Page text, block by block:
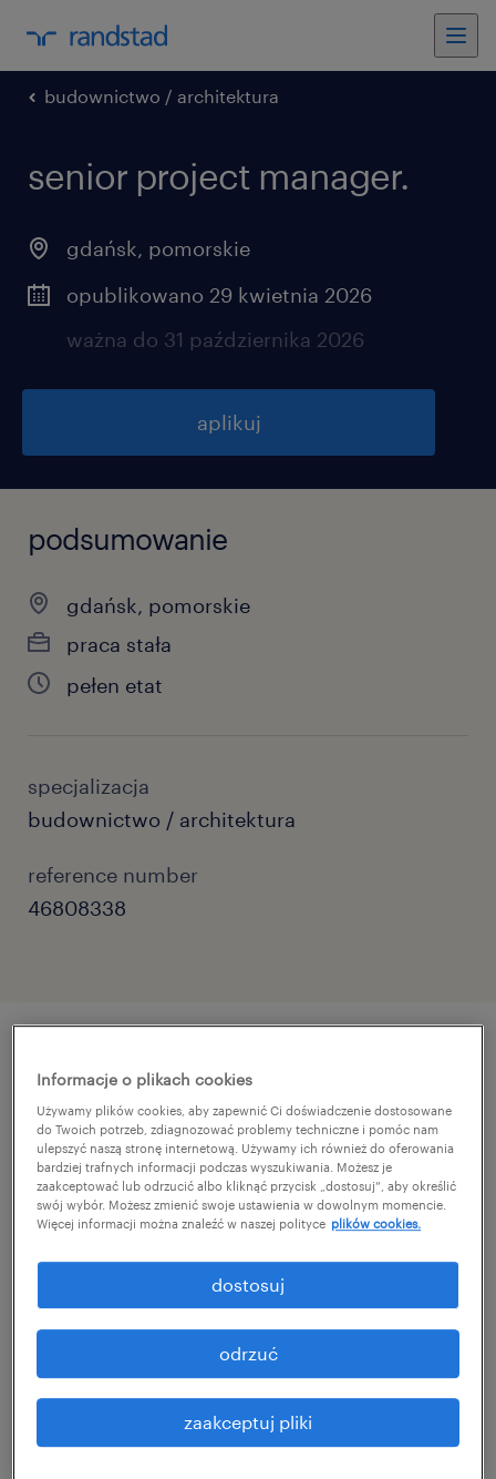
budownictwo / architektura
senior project manager.
gdańsk, pomorskie
opublikowano 29 kwietnia 2026
ważna do 31 października 2026
aplikuj
podsumowanie
gdańsk, pomorskie
praca stała
pełen etat
specjalizacja
budownictwo / architektura
reference number
46808338
szczegóły oferty
Buduj z nami przyszłość offshore wind i
projektów morskich!
Szukasz wyzwań przy największych
Dołącz do zespołu liderów, którzy od dekad
kształtują polskie wybrzeże i sektor offshore.
Jako senior project manager przejmiesz stery
nad kompleksowymi procesami
inżynieryjnymi, łącząc techniczną precyzję z
Informacje o plikach cookies
Używamy plików cookies, aby zapewnić Ci doświadczenie dostosowane
do Twoich potrzeb, zdiagnozować problemy techniczne i pomóc nam
ulepszyć naszą stronę internetową. Używamy ich również do oferowania
bardziej trafnych informacji podczas wyszukiwania. Możesz je
zaakceptować lub odrzucić albo kliknąć przycisk „dostosuj”, aby określić
swój wybór. Możesz zmienić swoje ustawienia w dowolnym momencie.
Więcej informacji można znaleźć w naszej polityce plików cookies.
zaakceptuj pliki
odrzuć
dostosuj